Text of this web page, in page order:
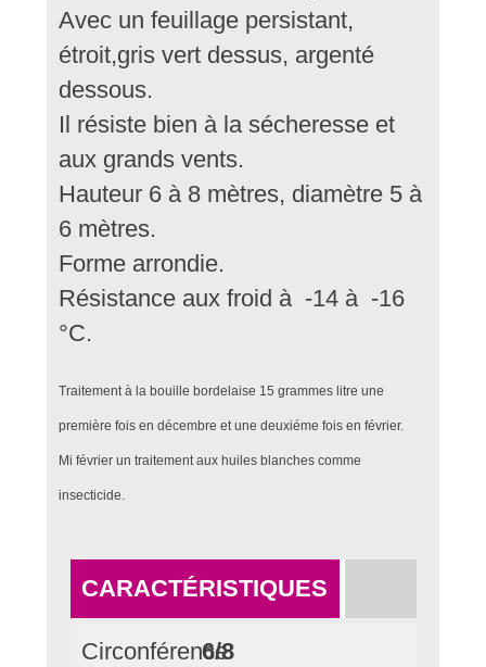
Avec un feuillage persistant,
étroit,gris vert dessus, argenté
dessous.
Il résiste bien à la sécheresse et
aux grands vents.
Hauteur 6 à 8 mètres, diamètre 5 à
6 mètres.
Forme arrondie.
Résistance aux froid à -14 à -16
°C.
Traitement à la bouille bordelaise 15 grammes litre une
première fois en décembre et une deuxiéme fois en février.
Mi février un traitement aux huiles blanches comme
insecticide.
CARACTÉRISTIQUES
Circonférence
6/8